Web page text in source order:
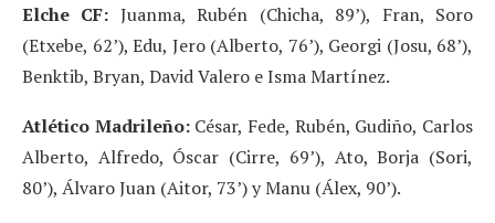
Elche CF: Juanma, Rubén (Chicha, 89’), Fran, Soro
(Etxebe, 62’), Edu, Jero (Alberto, 76’), Georgi (Josu, 68’),
Benktib, Bryan, David Valero e Isma Martínez.
Atlético Madrileño: César, Fede, Rubén, Gudiño, Carlos
Alberto, Alfredo, Óscar (Cirre, 69’), Ato, Borja (Sori,
80’), Álvaro Juan (Aitor, 73’) y Manu (Álex, 90’).